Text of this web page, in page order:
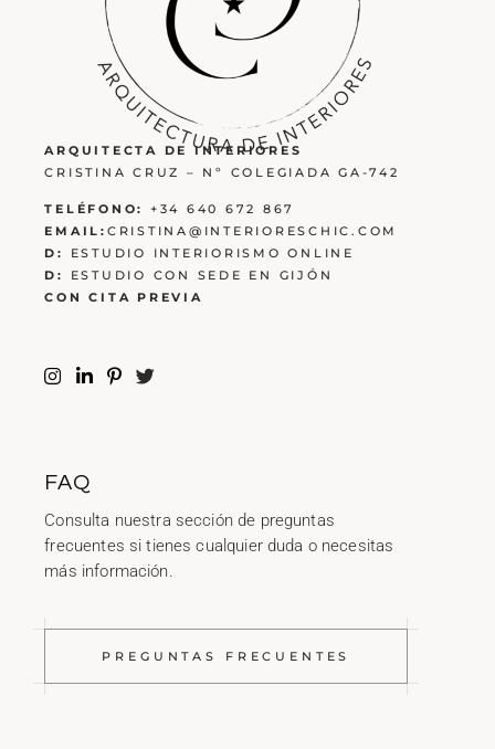
ARQUITECTA DE INTERIORES
CRISTINA CRUZ – Nº COLEGIADA GA-742
TELÉFONO:
+34 640 672 867
EMAIL: CRISTINA@INTERIORESCHIC.COM
D:
ESTUDIO INTERIORISMO ONLINE
D:
ESTUDIO CON SEDE EN GIJÓN
CON CITA PREVIA
FAQ
Consulta nuestra sección de preguntas
frecuentes si tienes cualquier duda o necesitas
más información.
PREGUNTAS FRECUENTES